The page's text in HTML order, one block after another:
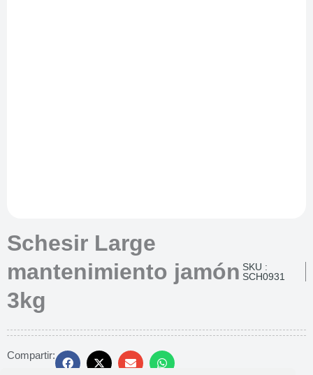
Schesir Large
mantenimiento jamón
3kg
SKU :
SCH0931
Compartir: